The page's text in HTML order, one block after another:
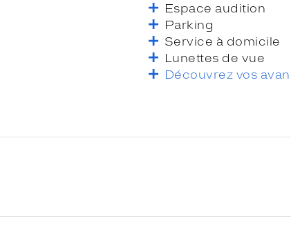
Espace audition
Parking
Service à domicile
Lunettes de vue
Découvrez vos